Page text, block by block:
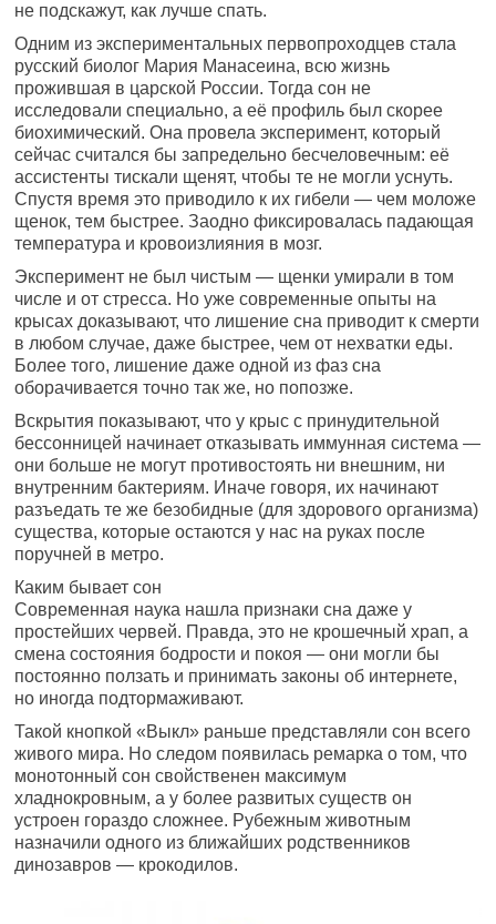
не подскажут, как лучше спать.
Одним из экспериментальных первопроходцев стала
русский биолог Мария Манасеина, всю жизнь
прожившая в царской России. Тогда сон не
исследовали специально, а её профиль был скорее
биохимический. Она провела эксперимент, который
сейчас считался бы запредельно бесчеловечным: её
ассистенты тискали щенят, чтобы те не могли уснуть.
Спустя время это приводило к их гибели — чем моложе
щенок, тем быстрее. Заодно фиксировалась падающая
температура и кровоизлияния в мозг.
Эксперимент не был чистым — щенки умирали в том
числе и от стресса. Но уже современные опыты на
крысах доказывают, что лишение сна приводит к смерти
в любом случае, даже быстрее, чем от нехватки еды.
Более того, лишение даже одной из фаз сна
оборачивается точно так же, но попозже.
Вскрытия показывают, что у крыс с принудительной
бессонницей начинает отказывать иммунная система —
они больше не могут противостоять ни внешним, ни
внутренним бактериям. Иначе говоря, их начинают
разъедать те же безобидные (для здорового организма)
существа, которые остаются у нас на руках после
поручней в метро.
Каким бывает сон
Современная наука нашла признаки сна даже у
простейших червей. Правда, это не крошечный храп, а
смена состояния бодрости и покоя — они могли бы
постоянно ползать и принимать законы об интернете,
но иногда подтормаживают.
Такой кнопкой «Выкл» раньше представляли сон всего
живого мира. Но следом появилась ремарка о том, что
монотонный сон свойственен максимум
хладнокровным, а у более развитых существ он
устроен гораздо сложнее. Рубежным животным
назначили одного из ближайших родственников
динозавров — крокодилов.